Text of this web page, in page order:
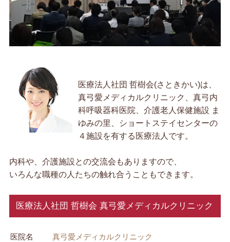
医療法人社団 哲樹会(さときかい)は、
真弓愛メディカルクリニック、真弓内
科呼吸器科医院、介護老人保健施設 ま
ゆみの里、ショートステイセンターの
４施設を有する医療法人です。
内科や、介護施設との交流会もありますので、
いろんな職種の人たちの触れ合うこともできます。
医療法人社団 哲樹会 真弓愛メディカルクリニック
医院名
真弓愛メディカルクリニック